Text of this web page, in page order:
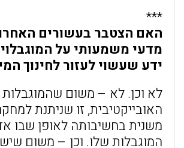
***
האם הצטבר בעשורים
מדעי משמעותי על
ידע שעשוי לעזור לחינוך
לא וכן. לא – משום שהמוגבלות
האובייקטיבית, זו שניתנת
משנית בחשיבותה לאופן שבו
המוגבלות שלו. וכן – משום שיש